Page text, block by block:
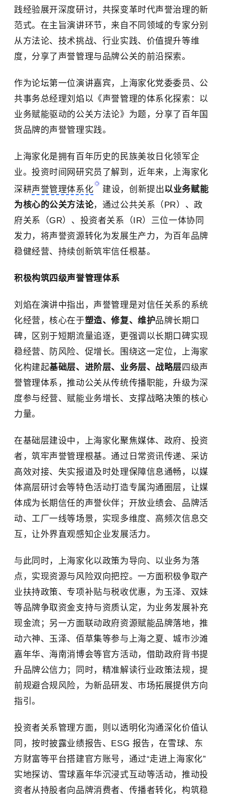
践经验展开深度研讨，共探变革时代声誉治理的新
范式。在主旨演讲环节，来自不同领域的专家分别
从方法论、技术挑战、行业实践、价值提升等维
度，分享了声誉管理与品牌公关的前沿探索。
作为论坛第一位演讲嘉宾，上海家化党委委员、公
共事务总经理刘焰以《声誉管理的体系化探索：以
业务赋能驱动的公关方法论》为题，分享了百年国
货品牌的声誉管理实践。
上海家化是拥有百年历史的民族美妆日化领军企
业。投资时间网研究员了解到，近年来，上海家化
深耕声誉管理体系化 建设，创新提出以业务赋能
为核心的公关方法论，通过公共关系（PR）、政
府关系（GR）、投资者关系（IR）三位一体协同
发力，将声誉资源转化为发展生产力，为百年品牌
稳健经营、持续创新筑牢信任根基。
积极构筑四级声誉管理体系
刘焰在演讲中指出，声誉管理是对信任关系的系统
化经营，核心在于塑造、修复、维护品牌长期口
碑，区别于短期流量追逐，更强调以长期口碑实现
稳经营、防风险、促增长。围绕这一定位，上海家
化构建起基础层、进阶层、业务层、战略层四级声
誉管理体系，推动公关从传统传播职能，升级为深
度参与经营、赋能业务增长、支撑战略决策的核心
力量。
在基础层建设中，上海家化聚焦媒体、政府、投资
者，筑牢声誉管理根基。通过日常资讯传递、采访
高效对接、失实报道及时处理保障信息通畅，以媒
体高层研讨会等特色活动打造专属沟通圈层，让媒
体成为长期信任的声誉伙伴；开放业绩会、品牌活
动、工厂一线等场景，实现多维度、高频次信息交
互，让外界直观感知企业发展活力。
与此同时，上海家化以政策为导向、以业务为落
点，实现资源与风险双向把控。一方面积极争取产
业扶持政策、专项补贴与税收优惠，为玉泽、双妹
等品牌争取资金支持与资质认定，为业务发展补充
现金流；另一方面联动政府资源赋能品牌落地，推
动六神、玉泽、佰草集等参与上海之夏、城市沙滩
嘉年华、海南消博会等官方活动，借助政府背书提
升品牌公信力；同时，精准解读行业政策法规，提
前规避合规风险，为新品研发、市场拓展提供方向
指引。
投资者关系管理方面，则以透明化沟通深化价值认
同，按时披露业绩报告、ESG 报告，在雪球、东
方财富等平台搭建官方账号，通过“走进上海家化”
实地探访、雪球嘉年华沉浸式互动等活动，推动投
资者从持股者向品牌消费者、传播者转化，构筑稳